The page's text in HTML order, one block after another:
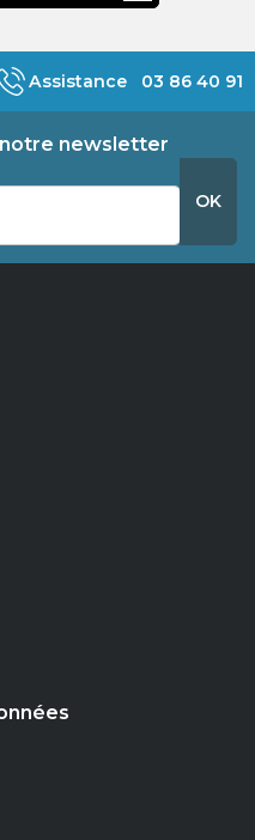
Assistance 03 86 40 91
newsletter
OK